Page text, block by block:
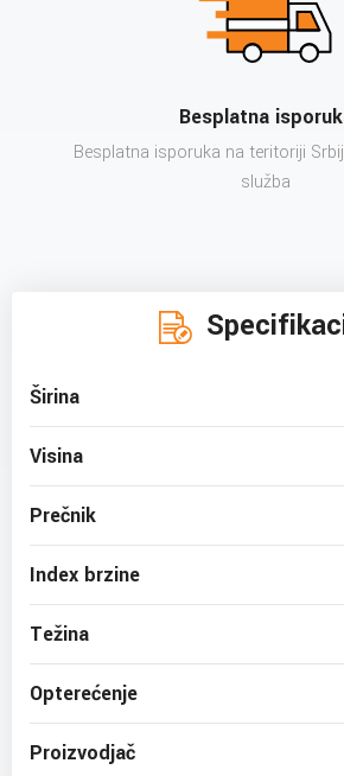
Besplatna
Besplatna isporuka na teritoriji
služba
Širina
Visina
Prečnik
Index brzine
Težina
Opterećenje
Proizvodjač